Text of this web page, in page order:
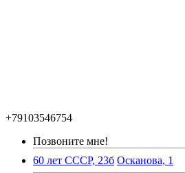
+79103546754
Позвоните мне!
60 лет СССР, 23б Осканова, 1